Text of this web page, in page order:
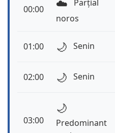
00:00 ☁️
Parțial
noros
01:00 🌙 Senin
02:00 🌙 Senin
03:00
🌙
Predominant